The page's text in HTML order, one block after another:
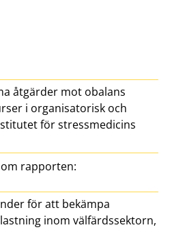
åtgärder mot obalans
i organisatorisk och
för stressmedicins
rapporten:
för att bekämpa
inom välfärdssektorn,